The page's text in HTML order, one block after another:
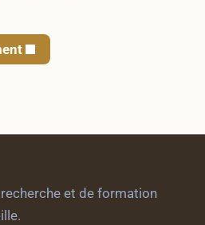
et de formation